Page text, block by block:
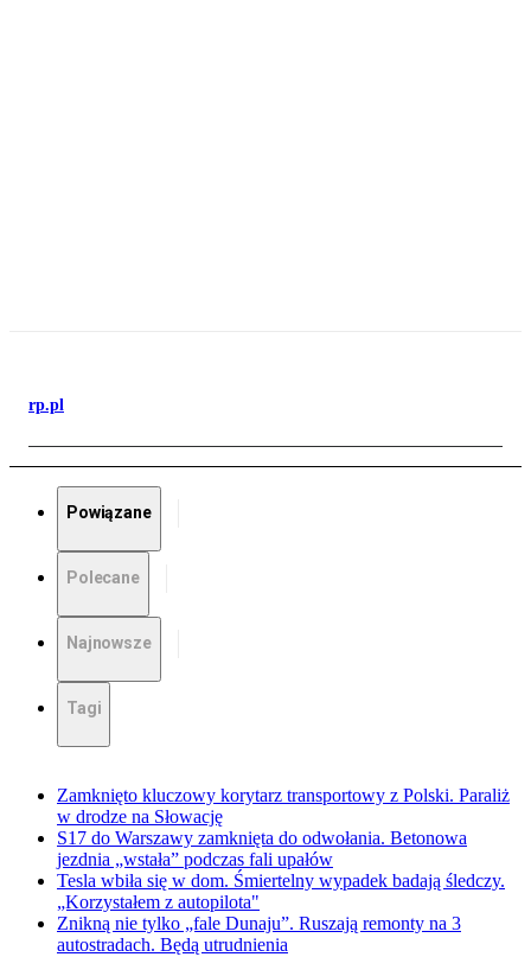
rp.pl
Powiązane
Polecane
Najnowsze
Tagi
Zamknięto kluczowy korytarz transportowy z Polski. Paraliż
w drodze na Słowację
S17 do Warszawy zamknięta do odwołania. Betonowa
jezdnia „wstała” podczas fali upałów
Tesla wbiła się w dom. Śmiertelny wypadek badają śledczy.
„Korzystałem z autopilota"
Znikną nie tylko „fale Dunaju”. Ruszają remonty na 3
autostradach. Będą utrudnienia